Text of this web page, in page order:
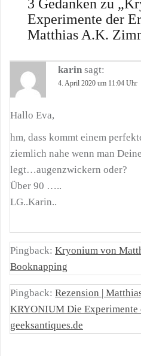
3 Gedanken zu „
Experimente der
Matthias A.K.
karin sagt:
4. April 2020 um 11:04 Uhr
Hallo Eva,
hm, dass kommt einem
ziemlich nahe wenn man
legt…augenzwickern oder?
Über 90 …..
LG..Karin..
Pingback: Kryonium von
Booknapping
Pingback: Rezension |
KRYONIUM Die Experimente
geeksantiques.de